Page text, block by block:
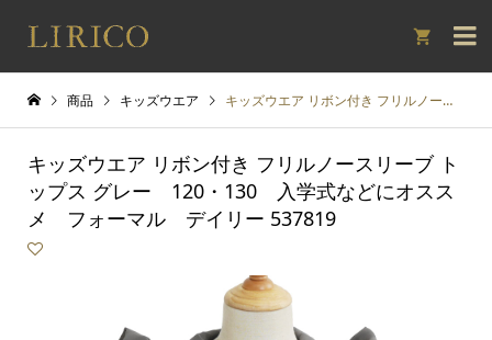

商品 キッズウエア キッズウエア リボン付き フリルノースリーブ トップス グレー 120・130 入学式などにオススメ フォーマル デイリー 537819
キッズウエア リボン付き フリルノースリーブ ト
ップス グレー 120・130 入学式などにオスス
メ フォーマル デイリー 537819